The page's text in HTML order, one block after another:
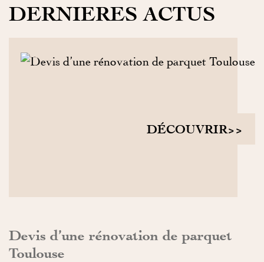
DERNIERES ACTUS
Devis d’une rénovation de parquet
Toulouse
DÉCOUVRIR>>